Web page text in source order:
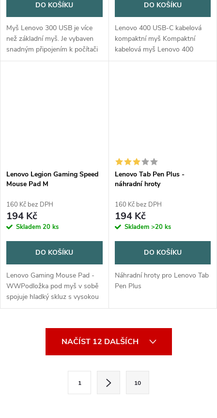
DO KOŠÍKU
Myš Lenovo 300 USB je více
než základní myš. Je vybaven
snadným připojením k počítači
pomocí kabelu USB.
DO KOŠÍKU
Lenovo 400 USB-C kabelová
kompaktní myš Kompaktní
kabelová myš Lenovo 400
USB-C kompaktní velikosti,
Lenovo Legion Gaming Speed
Mouse Pad M
160 Kč bez DPH
194 Kč
Skladem 20 ks
DO KOŠÍKU
Lenovo Gaming Mouse Pad -
WWPodložka pod myš v sobě
spojuje hladký skluz s vysokou
přesností. Je sestavena s
vysokou hustotou,
Lenovo Tab Pen Plus -
náhradní hroty
160 Kč bez DPH
194 Kč
Skladem >20 ks
DO KOŠÍKU
Náhradní hroty pro Lenovo Tab
Pen Plus
NAČÍST 12 DALŠÍCH
1 10